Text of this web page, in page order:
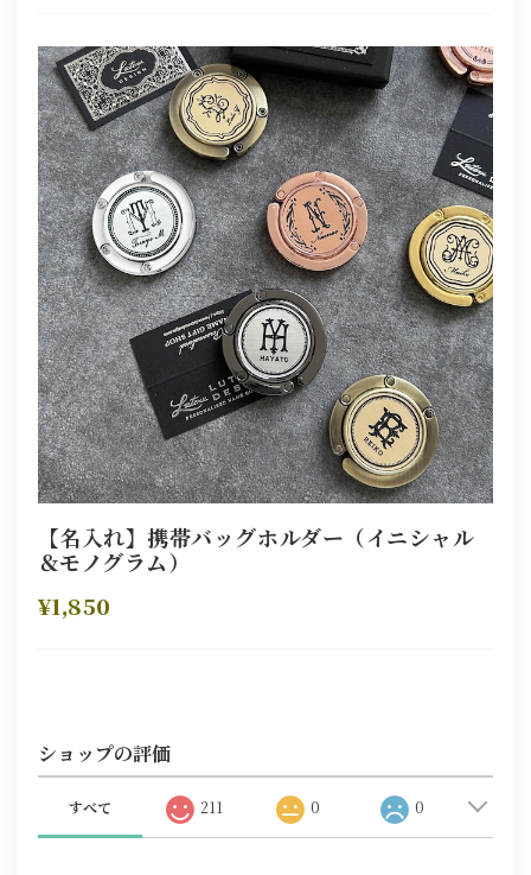
【名入れ】携帯バッグホルダー（イニシャル
＆モノグラム）
¥1,850
ショップの評価
すべて 211 0 0